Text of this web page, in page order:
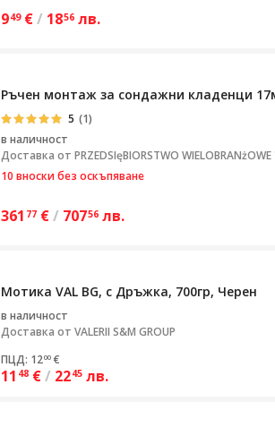
949 €/ 1856 лв.
Ръчен монтаж за сондажни кладенци
5 (1)
в наличност
Доставка от PRZEDSIęBIORSTWO
10 вноски без оскъпяване
361 77 €/ 70756 лв.
Мотика VAL BG, с Дръжка, 700гр, Черен
в наличност
Доставка от VALERII S&M GROUP
ПЦД: 1200 €
11 48 €/ 2245 лв.